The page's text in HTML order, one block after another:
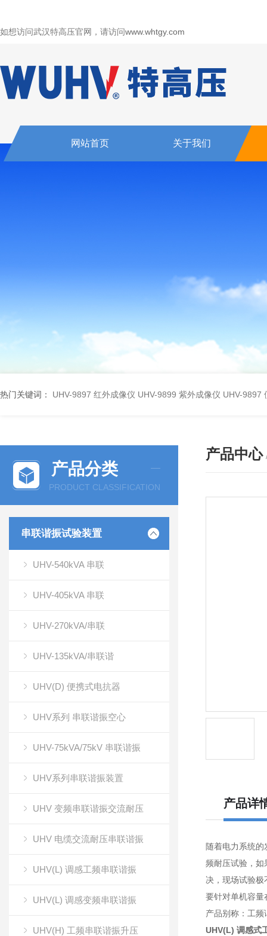
如想访问武汉特高压官网，请访问www.whtgy.com
网站首页 关于我们
热门关键词： UHV-9897 红外成像仪 UHV-9899 紫外成像仪 UHV-9897
产品分类
PRODUCT CLASSIFICATION
串联谐振试验装置
UHV-540kVA 串联
UHV-405kVA 串联
UHV-270kVA/串联
UHV-135kVA/串联谐
UHV(D) 便携式电抗器
UHV系列 串联谐振空心
UHV-75kVA/75kV 串联谐振
UHV系列串联谐振装置
UHV 变频串联谐振交流耐压
UHV 电缆交流耐压串联谐振
UHV(L) 调感工频串联谐振
UHV(L) 调感变频串联谐振
UHV(H) 工频串联谐振升压
产品中心
产品详
随着电力系统
频耐压试验，如
决，现场试验
要针对单机容量
产品别称：工
UHV(L) 调感式